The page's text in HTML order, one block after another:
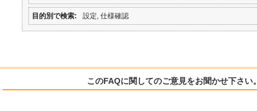
目的別で検索 設定, 仕様確認
このFAQに関してのご意見をお聞かせ下さい。